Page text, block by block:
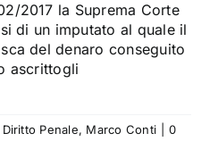
2017 la Suprema Corte
di un imputato al quale il
del denaro conseguito
ascrittogli
Diritto Penale, Marco Conti
0